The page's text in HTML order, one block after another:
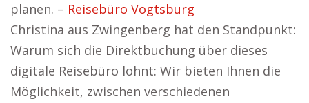
planen. – Reisebüro Vogtsburg
Christina aus Zwingenberg hat den Standpunkt:
Warum sich die Direktbuchung über dieses
digitale Reisebüro lohnt: Wir bieten Ihnen die
Möglichkeit, zwischen verschiedenen